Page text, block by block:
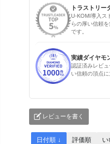
トラストリー
U-KOMI導入ス
らの厚い信頼
です。
実績ダイヤモ
認証済みレビ
い信頼の頂点に
レビューを書く
日付順 ↓ 評価順